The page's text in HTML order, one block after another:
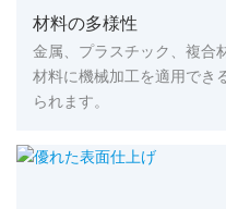
材料の多様性
金属、プラスチック、複合
材料に機械加工を適用でき
られます。